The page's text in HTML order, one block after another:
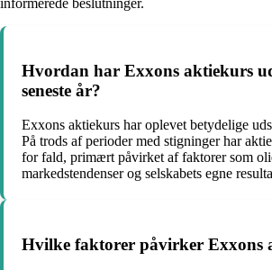
Hvordan har Exxons aktiekurs
seneste år?
Exxons aktiekurs har oplevet betydelige
På trods af perioder med stigninger har
for fald, primært påvirket af faktorer som
markedstendenser og selskabets egne
Hvilke faktorer påvirker Exxons